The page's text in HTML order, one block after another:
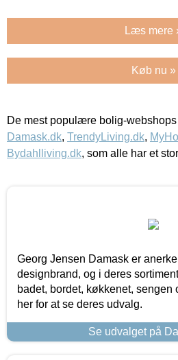
Læs mere
Køb nu »
De mest populære bolig-
Damask.dk, TrendyLiving.dk,
Bydahlliving.dk, som alle har et
Georg Jensen Damask er
designbrand, og i deres
badet, bordet, køkkenet, sengen
her for at se deres udvalg.
Se udvalget på